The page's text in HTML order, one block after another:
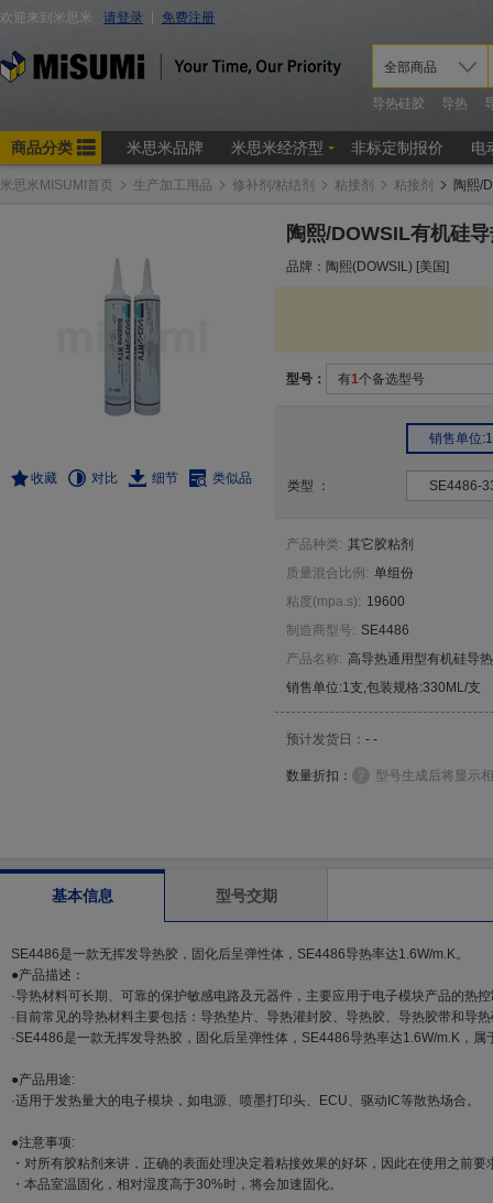
米思米MISUMI首页 生产加工用品 修补剂/粘结剂 粘接剂 粘接剂 陶熙/
收藏 对比 细节 类似品
陶熙/DOWSIL有机硅
品牌：陶熙(DOWSIL) [美国]
型号： 有1个备选型号
销售单位
类型 ： SE4486-
产品种类: 其它胶粘剂
质量混合比例 : 单组份
粘度(mpa.s): 19600
制造商型号: SE4486
产品名称: 高导热通用型有机硅导
销售单位:1支,包装规格:330ML/支
预计发货日： - -
数量折扣： 型号生成后将显示
基本信息 型号交期
SE4486是一款无挥发导热胶，固化后呈弹性体，SE4486导热率达1.6W/m.K。
●产品描述：
·导热材料可长期、可靠的保护敏感电路及元器件，主要应用于电子模块产品的热
·目前常见的导热材料主要包括：导热垫片、导热灌封胶、导热胶、导热胶带和导
·SE4486是一款无挥发导热胶，固化后呈弹性体，SE4486导热率达1.6W/m.K，属
●产品用途:
·适用于发热量大的电子模块，如电源、喷墨打印头、ECU、驱动IC等散热场合。
●注意事项:
・对所有胶粘剂来讲，正确的表面处理决定着粘接效果的好坏，因此在使用之前
・本品室温固化，相对湿度高于30%时，将会加速固化。